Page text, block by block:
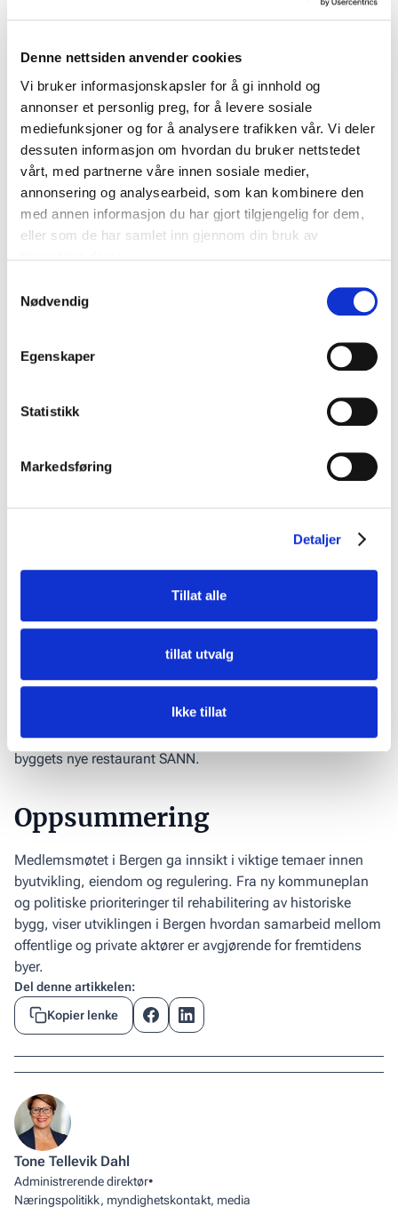
Denne nettsiden anvender cookies
Vi bruker informasjonskapsler for å gi innhold og
annonser et personlig preg, for å levere sosiale
mediefunksjoner og for å analysere trafikken vår. Vi deler
dessuten informasjon om hvordan du bruker nettstedet
vårt, med partnerne våre innen sosiale medier,
annonsering og analysearbeid, som kan kombinere den
med annen informasjon du har gjort tilgjengelig for dem,
eller som de har samlet inn gjennom din bruk av
Nødvendig
Egenskaper
Statistikk
Markedsføring
Detaljer
Tillat alle
tillat utvalg
Ikke tillat
Under medlemsmøtet gikk Tone Tellevik Dahl gjennom
Advokat Vegard Thunes Jørgensen fra Wikborg Rein
presenterte nye juridiske utviklingstrekk, blant annet:
kommuners adgang til å kreve borettslagsmodell i
reguleringsplaner
forslag om forbud mot nedbygging av myr
nye rettsavgjørelser med betydning for
eiendomsbransjen
Kvelden ble avsluttet med en hyggelig middag på SUNDT-
byggets nye restaurant SANN.
Oppsummering
Medlemsmøtet i Bergen ga innsikt i viktige temaer innen
byutvikling, eiendom og regulering. Fra ny kommuneplan
og politiske prioriteringer til rehabilitering av historiske
bygg, viser utviklingen i Bergen hvordan samarbeid mellom
offentlige og private aktører er avgjørende for fremtidens
byer.
Del denne artikkelen:
Kopier lenke
Tone Tellevik Dahl
Administrerende direktør•
Næringspolitikk, myndighetskontakt, media